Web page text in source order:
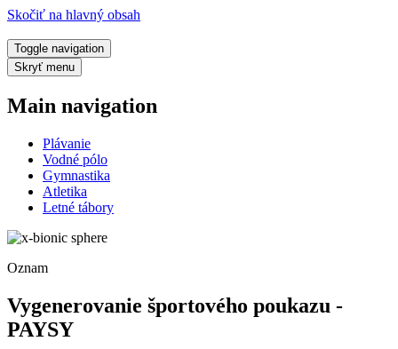
Skočiť na hlavný obsah
Toggle navigation
Skryť menu
Main navigation
Plávanie
Vodné pólo
Gymnastika
Atletika
Letné tábory
Oznam
Vygenerovanie športového poukazu -
PAYSY